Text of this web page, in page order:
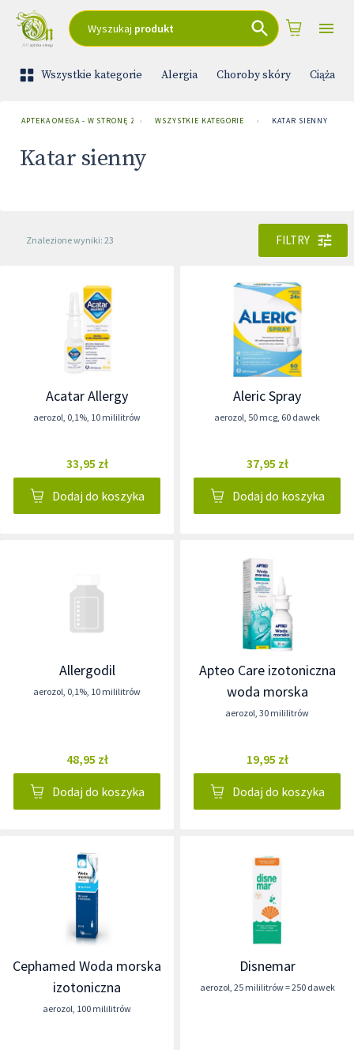
Wyszukaj produkt
Wszystkie kategorie Alergia Choroby skóry Ciąża i
APTEKA OMEGA - W STRONĘ ZDROWIA
› WSZYSTKIE KATEGORIE › KATAR SIENNY
Katar sienny
Znalezione wyniki: 23 FILTRY
Acatar Allergy
aerozol, 0,1%, 10 mililitrów
33,95 zł
Dodaj do koszyka
Aleric Spray
aerozol, 50 mcg, 60 dawek
37,95 zł
Dodaj do koszyka
Allergodil
aerozol, 0,1%, 10 mililitrów
48,95 zł
Dodaj do koszyka
Apteo Care izotoniczna
woda morska
aerozol, 30 mililitrów
19,95 zł
Dodaj do koszyka
Cephamed Woda morska
izotoniczna
aerozol, 100 mililitrów
Disnemar
aerozol, 25 mililitrów = 250 dawek